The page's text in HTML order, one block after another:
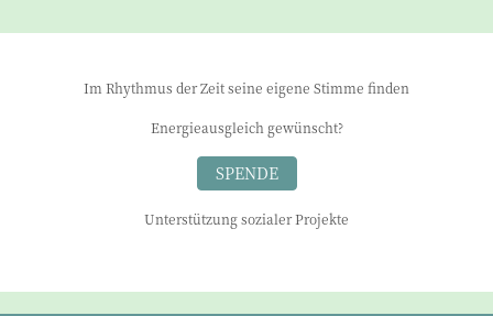
Im Rhythmus der Zeit seine eigene Stimme finden
Energieausgleich gewünscht?
SPENDE
Unterstützung sozialer Projekte